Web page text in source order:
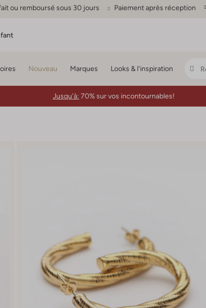
ou remboursé sous 30 jours Paiement après réception
Nouveau Marques Looks & l'inspiration
Jusqu'à: 70% sur vos incontournables!